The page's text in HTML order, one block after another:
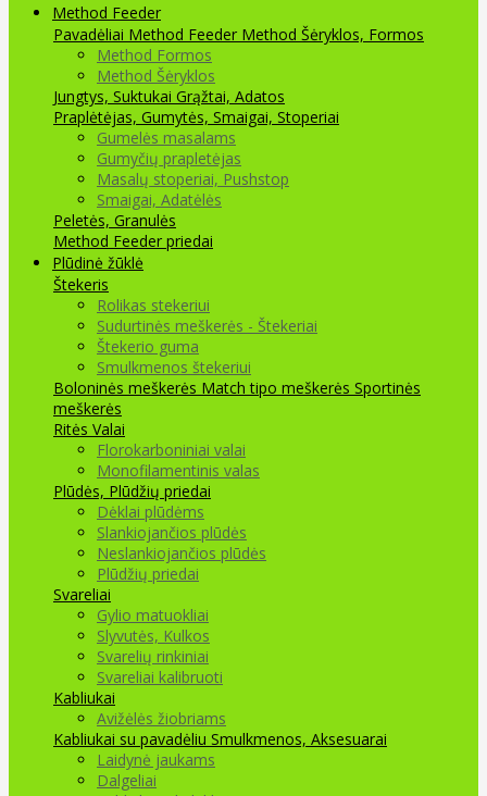
Method Feeder
Pavadėliai Method Feeder Method Šėryklos, Formos
Method Formos
Method Šėryklos
Jungtys, Suktukai Grąžtai, Adatos
Praplėtėjas, Gumytės, Smaigai, Stoperiai
Gumelės masalams
Gumyčių prapletėjas
Masalų stoperiai, Pushstop
Smaigai, Adatėlės
Peletės, Granulės
Method Feeder priedai
Plūdinė žūklė
Štekeris
Rolikas stekeriui
Sudurtinės meškerės - Štekeriai
Štekerio guma
Smulkmenos štekeriui
Boloninės meškerės Match tipo meškerės Sportinės
meškerės
Ritės Valai
Florokarboniniai valai
Monofilamentinis valas
Plūdės, Plūdžių priedai
Dėklai plūdėms
Slankiojančios plūdės
Neslankiojančios plūdės
Plūdžių priedai
Svareliai
Gylio matuokliai
Slyvutės, Kulkos
Svarelių rinkiniai
Svareliai kalibruoti
Kabliukai
Avižėlės žiobriams
Kabliukai su pavadėliu Smulkmenos, Aksesuarai
Laidynė jaukams
Dalgeliai